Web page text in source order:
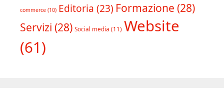
commerce (10) Editoria (23) Formazione (28)
Servizi (28) Social media (11) Website
(61)